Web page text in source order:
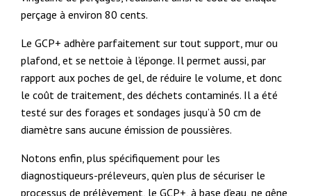
perçage à environ 80 cents.
Le GCP+ adhère parfaitement sur tout support, mur ou
plafond, et se nettoie à l’éponge. Il permet aussi, par
rapport aux poches de gel, de réduire le volume, et donc
le coût de traitement, des déchets contaminés. Il a été
testé sur des forages et sondages jusqu’à 50 cm de
diamètre sans aucune émission de poussières.
Notons enfin, plus spécifiquement pour les
diagnostiqueurs-préleveurs, qu’en plus de sécuriser le
processus de prélèvement, le GCP+, à base d’eau, ne gêne